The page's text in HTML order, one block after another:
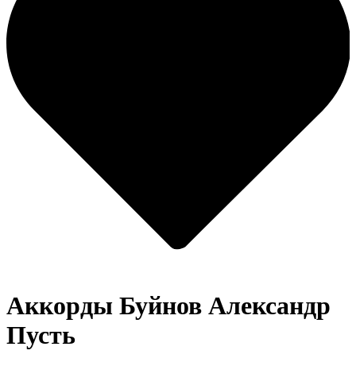
Аккорды Буйнов Александр
Пусть